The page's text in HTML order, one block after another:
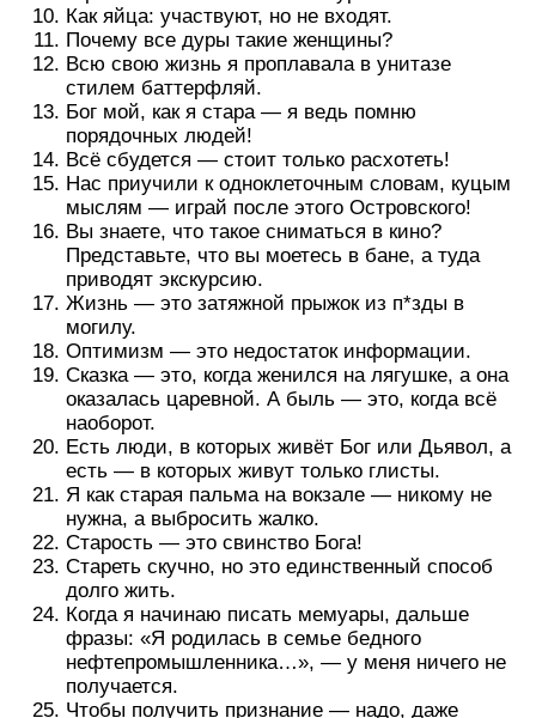
Как яйца: участвуют, но не входят.
Почему все дуры такие женщины?
Всю свою жизнь я проплавала в унитазе
стилем баттерфляй.
Бог мой, как я стара — я ведь помню
порядочных людей!
Всё сбудется — стоит только расхотеть!
Нас приучили к одноклеточным словам, куцым
мыслям — играй после этого Островского!
Вы знаете, что такое сниматься в кино?
Представьте, что вы моетесь в бане, а туда
приводят экскурсию.
Жизнь — это затяжной прыжок из п*зды в
могилу.
Оптимизм — это недостаток информации.
Сказка — это, когда женился на лягушке, а она
оказалась царевной. А быль — это, когда всё
наоборот.
Есть люди, в которых живёт Бог или Дьявол, а
есть — в которых живут только глисты.
Я как старая пальма на вокзале — никому не
нужна, а выбросить жалко.
Старость — это свинство Бога!
Стареть скучно, но это единственный способ
долго жить.
Когда я начинаю писать мемуары, дальше
фразы: «Я родилась в семье бедного
нефтепромышленника…», — у меня ничего не
получается.
Чтобы получить признание — надо, даже